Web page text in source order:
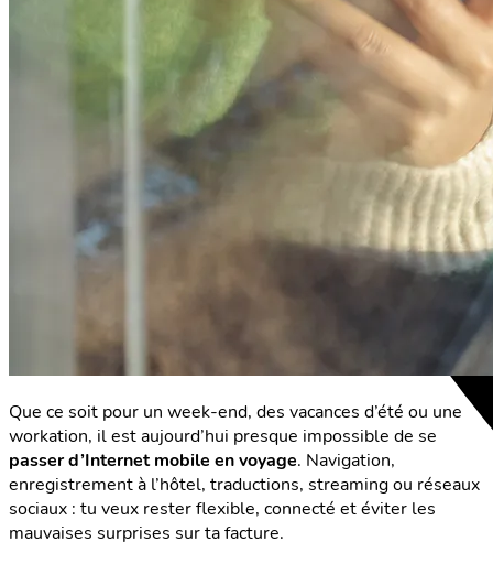
Que ce soit pour un week-end, des vacances d’été ou une
workation, il est aujourd’hui presque impossible de se
passer d’Internet mobile en voyage. Navigation,
enregistrement à l’hôtel, traductions, streaming ou réseaux
sociaux : tu veux rester flexible, connecté et éviter les
mauvaises surprises sur ta facture.